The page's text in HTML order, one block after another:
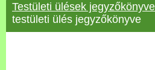
Uraiújfalu
Testületi ülések
testületi ülés jegyzőkönyve